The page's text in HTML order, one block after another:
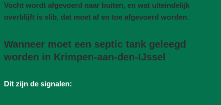
Vocht wordt afgevoerd naar buiten, en wat uiteindelijk
overblijft is slib, dat moet af en toe afgevoerd worden.
Wanneer moet een septic tank geleegd
worden in Krimpen-aan-den-IJssel
Dit zijn de signalen: